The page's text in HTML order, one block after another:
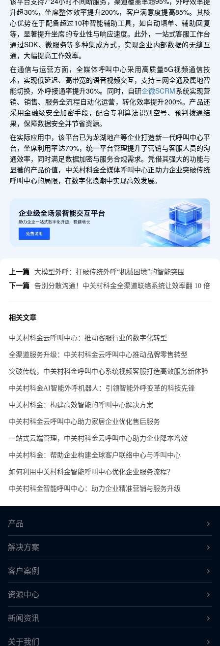
升超30%，坐席整体效率提升200%，客户满意度提高85%。其核
心优势在于配备超过10种智能辅助工具，如自动填单、辅助回复
等，显著提升坐席的专业性与响应速度。此外，一站式客服工作台
通过SDK、微服务等多种集成方式，实现企业内部数据的无缝互
通，大幅提高工作效率。
在通信与运营方面，全媒体呼叫中心采用高质量5G视频通信技
术，实现低延迟、高带宽的语音视频交互，支持三网全通及属地智
能切换，外呼接通率提升30%。同时，自研企微SCRM系统实现营
销、销售、服务全流程自动化运营，转化效率提升200%。产品还
采用金融级安全加密手段，配合专利算法识别空号、预判拨通结
果，保障数据安全并节省资源。
在实际应用中，该平台已为龙湖地产等企业打造新一代呼叫中心平
台，坐席利用率达70%，统一平台管理提升了营销与客服人员的沟
通效率，同时满足数据加密与服务合规需求。凭借其强大的功能与
显著的产品价值，中关村科金全媒体呼叫中心正助力企业突破传统
呼叫中心的局限，在数字化浪潮中实现高效发展。
上一篇
大模型外呼：打破传统外呼“机械困境”的智能突围
下一篇
告别分散沟通！中关村科金全渠道联络系统让效率翻 10 倍
相关文章
中关村科金云呼叫中心：推动客服行业的数字化转型
全渠道服务升级：中关村科金云呼叫中心推动品牌零售转型
突破传统，中关村科金呼叫中心系统视频客服打造高效服务新体验
中关村科金AI智能外呼机器人：引领智能外呼变革的科技先锋
中关村科金：构建高效智能的呼叫中心解决方案
中关村科金云呼叫中心助力家居企业优化售后服务
一站式云端管理，中关村科金云呼叫中心助力企业降本增效
中关村科金：帮助企业构建全球客户联络中心与呼叫中心
如何利用中关村科金智能呼叫中心优化企业服务流程？
中关村科金智能呼叫中心：助力企业精准营销与服务升级
产品
解决方案
客户案例
资源中心
新闻资讯
关于我们